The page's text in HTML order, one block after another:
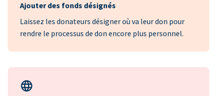
Ajouter des fonds désignés
Laissez les donateurs désigner où va leur don pour
rendre le processus de don encore plus personnel.